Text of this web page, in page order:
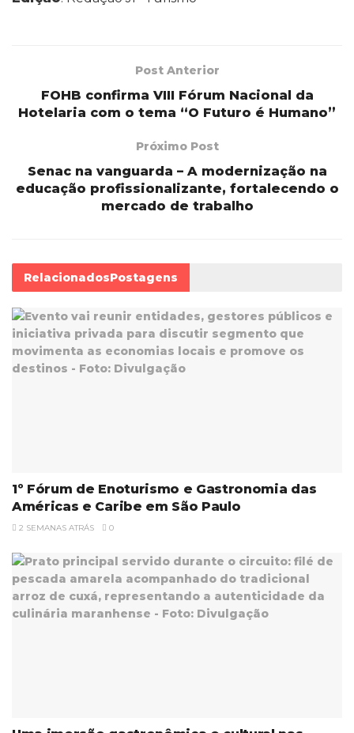
Post Anterior
FOHB confirma VIII Fórum Nacional da
Hotelaria com o tema “O Futuro é Humano”
Próximo Post
Senac na vanguarda – A modernização na
educação profissionalizante, fortalecendo o
mercado de trabalho
RelacionadosPostagens
1º Fórum de Enoturismo e Gastronomia das
Américas e Caribe em São Paulo
2 SEMANAS ATRÁS 0